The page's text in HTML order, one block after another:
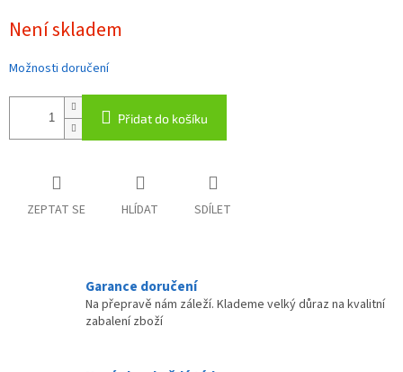
cena:
Není skladem
Možnosti doručení
Přidat do košíku
ZEPTAT SE HLÍDAT SDÍLET
Garance doručení
Na přepravě nám záleží. Klademe velký důraz na kvalitní
zabalení zboží